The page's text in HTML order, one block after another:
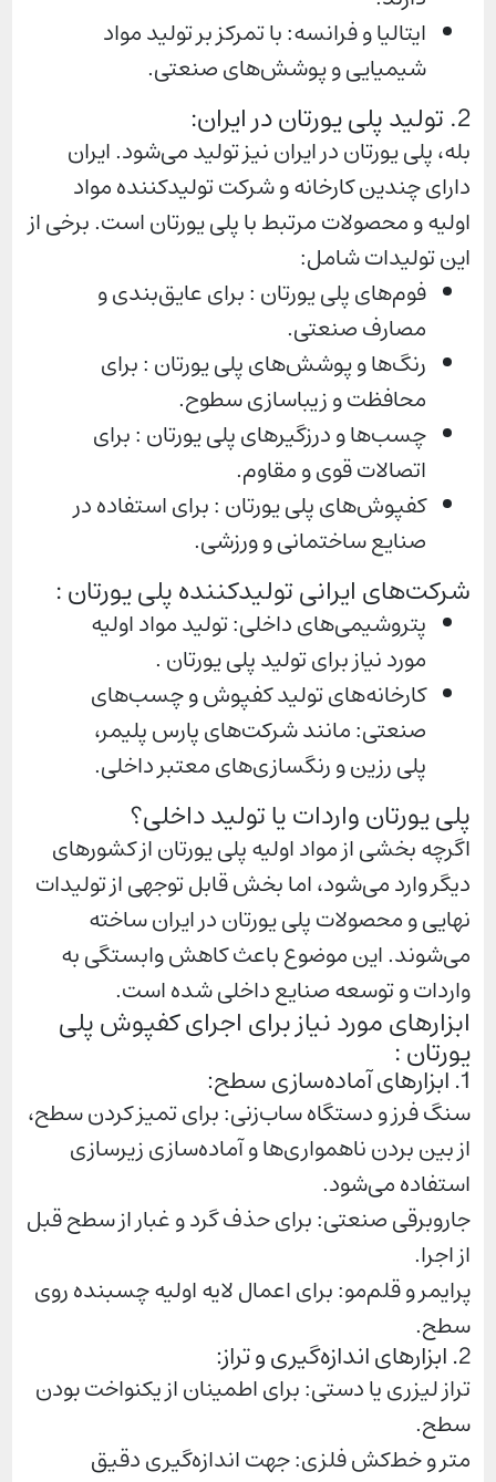
ایتالیا و فرانسه: با تمرکز بر تولید مواد
شیمیایی و پوشش‌های صنعتی.
2. تولید پلی یورتان در ایران:
بله، پلی یورتان در ایران نیز تولید می‌شود. ایران
دارای چندین کارخانه و شرکت تولیدکننده مواد
اولیه و محصولات مرتبط با پلی یورتان است. برخی از
این تولیدات شامل:
فوم‌های پلی یورتان : برای عایق‌بندی و
مصارف صنعتی.
رنگ‌ها و پوشش‌های پلی یورتان : برای
محافظت و زیباسازی سطوح.
چسب‌ها و درزگیرهای پلی یورتان : برای
اتصالات قوی و مقاوم.
کفپوش‌های پلی یورتان : برای استفاده در
صنایع ساختمانی و ورزشی.
شرکت‌های ایرانی تولیدکننده پلی یورتان :
پتروشیمی‌های داخلی: تولید مواد اولیه
مورد نیاز برای تولید پلی یورتان .
کارخانه‌های تولید کفپوش و چسب‌های
صنعتی: مانند شرکت‌های پارس پلیمر،
پلی رزین و رنگسازی‌های معتبر داخلی.
پلی یورتان واردات یا تولید داخلی؟
اگرچه بخشی از مواد اولیه پلی یورتان از کشورهای
دیگر وارد می‌شود، اما بخش قابل توجهی از تولیدات
نهایی و محصولات پلی یورتان در ایران ساخته
می‌شوند. این موضوع باعث کاهش وابستگی به
واردات و توسعه صنایع داخلی شده است.
ابزارهای مورد نیاز برای اجرای کفپوش پلی
یورتان :
1. ابزارهای آماده‌سازی سطح:
سنگ فرز و دستگاه ساب‌زنی: برای تمیز کردن سطح،
از بین بردن ناهمواری‌ها و آماده‌سازی زیرسازی
استفاده می‌شود.
جاروبرقی صنعتی: برای حذف گرد و غبار از سطح قبل
از اجرا.
پرایمر و قلم‌مو: برای اعمال لایه اولیه چسبنده روی
سطح.
2. ابزارهای اندازه‌گیری و تراز:
تراز لیزری یا دستی: برای اطمینان از یکنواخت بودن
سطح.
متر و خط‌کش فلزی: جهت اندازه‌گیری دقیق